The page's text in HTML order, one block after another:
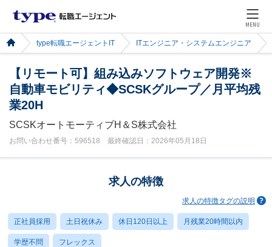
MENU
type転職エージェントIT ITエンジニア・システムエンジニア
【リモート可】組み込みソフトウェア開発※
自動車モビリティ◆SCSKグループ／月平均残
業20H
SCSKオートモーティブH＆S株式会社
お問い合わせ番号：596518 最終確認日：2026年05月18日
求人の特徴
求人の特徴タグの説明
正社員採用 土日祝休み 休日120日以上 月残業20時間以内
学歴不問 フレックス